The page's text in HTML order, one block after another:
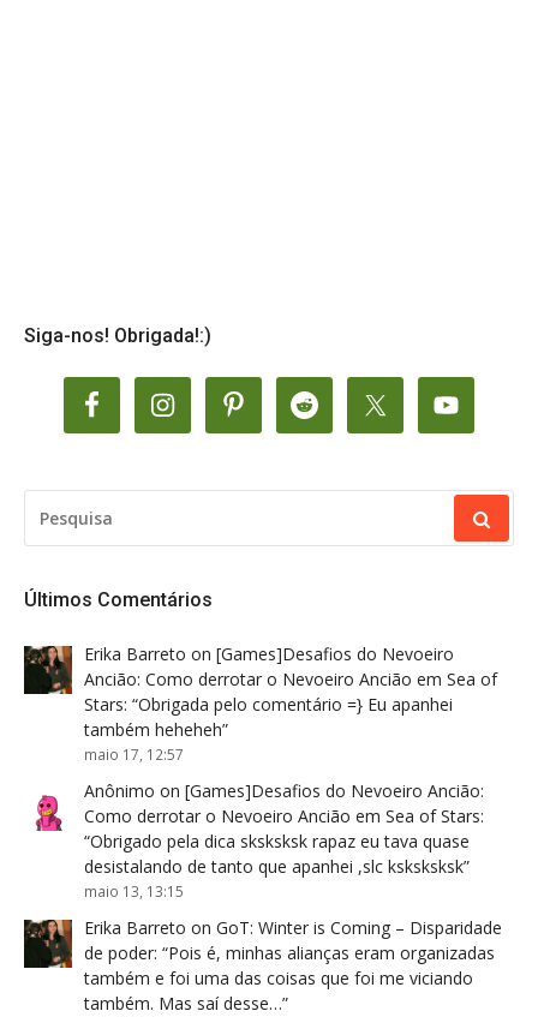
Siga-nos! Obrigada!:)
POR:
Últimos Comentários
Erika Barreto on [Games]Desafios do Nevoeiro
Ancião: Como derrotar o Nevoeiro Ancião em Sea of
Stars: “Obrigada pelo comentário =} Eu apanhei
também heheheh”
maio 17, 12:57
Anônimo on [Games]Desafios do Nevoeiro Ancião:
Como derrotar o Nevoeiro Ancião em Sea of Stars:
“Obrigado pela dica sksksksk rapaz eu tava quase
desistalando de tanto que apanhei ,slc ksksksksk”
maio 13, 13:15
Erika Barreto on GoT: Winter is Coming – Disparidade
de poder: “Pois é, minhas alianças eram organizadas
também e foi uma das coisas que foi me viciando
também. Mas saí desse…”